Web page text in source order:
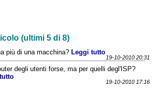
(ultimi 5 di 8)
più di una macchina? Leggi tutto
19-10-2010 20:31
degli utenti forse, ma per quelli degl'ISP?
19-10-2010 17:16